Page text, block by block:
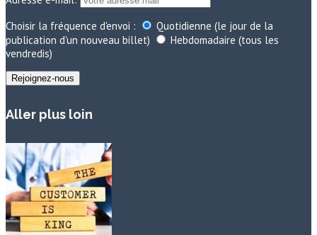
Choisir la fréquence d'envoi :
Quotidienne (le jour de la
publication d'un nouveau billet)
Hebdomadaire (tous les
vendredis)
Aller plus loin